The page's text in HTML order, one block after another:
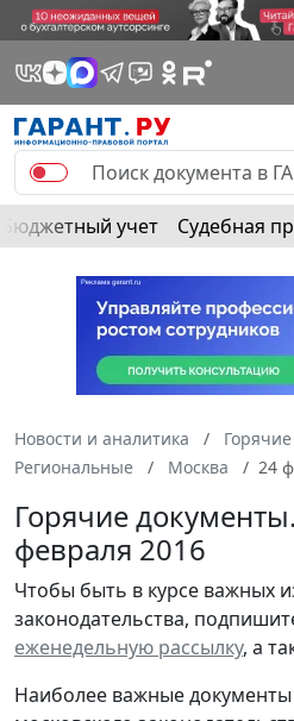
Бюджетный учет Судебная
Новости и аналитика
Региональные
Москва 24
Горячие
февраля 2016
Чтобы быть в курсе важных
законодательства,
еженедельную рассылку, а
Наиболее важные документы